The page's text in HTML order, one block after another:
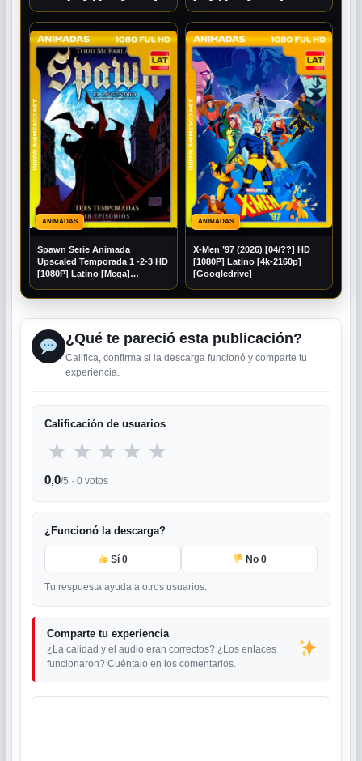
ANIMADAS
Spawn Serie Animada
Upscaled Temporada 1 -2-3 HD
[1080P] Latino [Mega]
ANIMADAS
X-Men ’97 (2026) [04/??] HD
[1080P] Latino [4k-2160p]
[Googledrive]
¿Qué te pareció esta publicación?
Califica, confirma si la descarga funcionó y comparte tu
experiencia.
Calificación de usuarios
★ ★ ★ ★ ★
0,0/5 · 0 votos
¿Funcionó la descarga?
Sí0 No 0
Tu respuesta ayuda a otros usuarios.
Comparte tu experiencia
¿La calidad y el audio eran correctos? ¿Los enlaces
funcionaron? Cuéntalo en los comentarios.